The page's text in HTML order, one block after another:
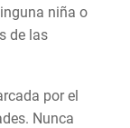
niña o
de las
por el
Nunca